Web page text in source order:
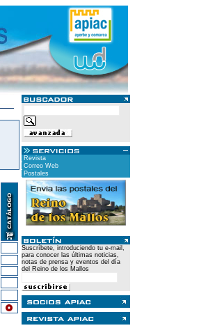
Revista
Correo Web
Postales
Suscríbete, introduciendo tu e-mail,
para conocer las últimas noticias,
notas de prensa y eventos del día
del Reino de los Mallos